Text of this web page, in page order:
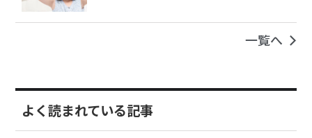
一覧へ
よく読まれている記事